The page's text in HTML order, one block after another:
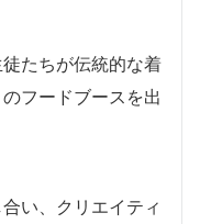
たちが伝統的な着
フードブースを出
い、クリエイティ